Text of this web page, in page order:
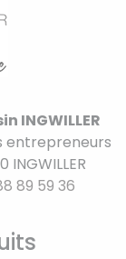
INGWILLER
entrepreneurs
INGWILLER
89 59 36